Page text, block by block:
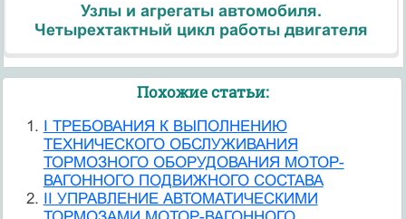
Узлы и агрегаты автомобиля.
Четырехтактный цикл работы двигателя
Похожие статьи:
I ТРЕБОВАНИЯ К ВЫПОЛНЕНИЮ
ТЕХНИЧЕСКОГО ОБСЛУЖИВАНИЯ
ТОРМОЗНОГО ОБОРУДОВАНИЯ МОТОР-
ВАГОННОГО ПОДВИЖНОГО СОСТАВА
II УПРАВЛЕНИЕ АВТОМАТИЧЕСКИМИ